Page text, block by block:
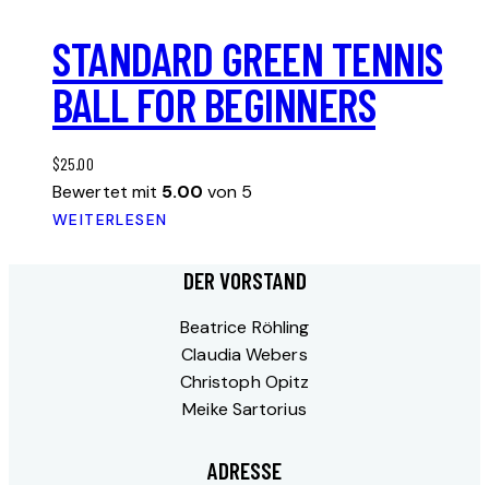
STANDARD GREEN TENNIS
BALL FOR BEGINNERS
$25.00
Bewertet mit 5.00 von 5
WEITERLESEN
DER VORSTAND
Beatrice Röhling
Claudia Webers
Christoph Opitz
Meike Sartorius
ADRESSE